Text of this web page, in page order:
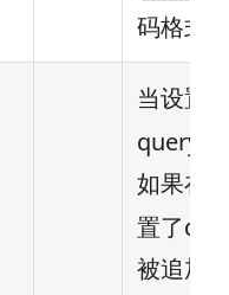
码格式
当设置为
query部
如果在
置了
被追加